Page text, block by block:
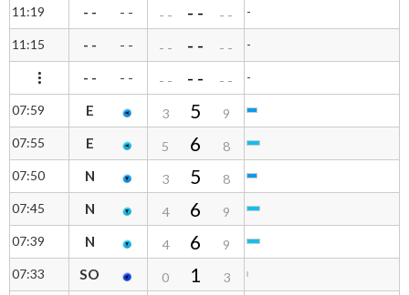
11:19 - - - - - - - - - - -
11:15 - - - - - - - - - - -
- - - - - - - - - - -
07:59 E 3 5
9
07:55
E 5 6
8
07:50
N 3 5
8
07:45
N 4 6
9
07:39
N 4 6
9
07:33
SO 0 1
3